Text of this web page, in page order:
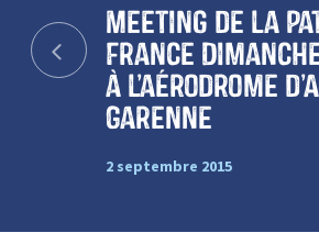
Meeting de la
France
à l’aérodrome
Garenne
2 septembre 2015